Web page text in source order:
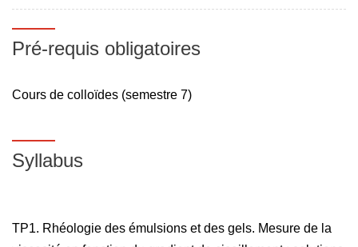
Pré-requis obligatoires
Cours de colloïdes (semestre 7)
Syllabus
TP1. Rhéologie des émulsions et des gels. Mesure de la